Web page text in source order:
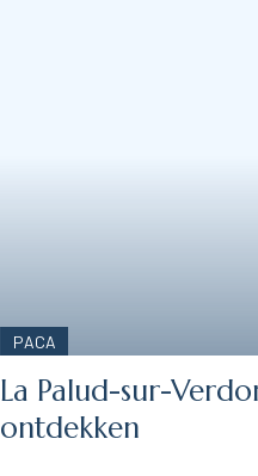
PACA
La Palud-sur-
ontdekken